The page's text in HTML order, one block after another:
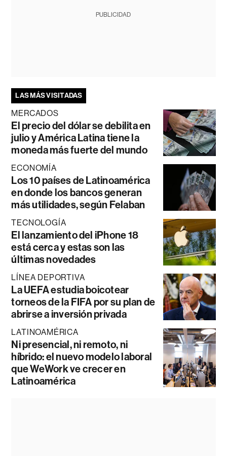
PUBLICIDAD
LAS MÁS VISITADAS
MERCADOS
El precio del dólar se debilita en
julio y América Latina tiene la
moneda más fuerte del mundo
ECONOMÍA
Los 10 países de Latinoamérica
en donde los bancos generan
más utilidades, según Felaban
TECNOLOGÍA
El lanzamiento del iPhone 18
está cerca y estas son las
últimas novedades
LÍNEA DEPORTIVA
La UEFA estudia boicotear
torneos de la FIFA por su plan de
abrirse a inversión privada
LATINOAMÉRICA
Ni presencial, ni remoto, ni
híbrido: el nuevo modelo laboral
que WeWork ve crecer en
Latinoamérica